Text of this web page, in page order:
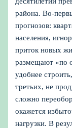
района. Во-
прогнозов:
населения,
приток новых
размещают «по
удобнее
третьих, не
сложно
окажется
нагрузки. В